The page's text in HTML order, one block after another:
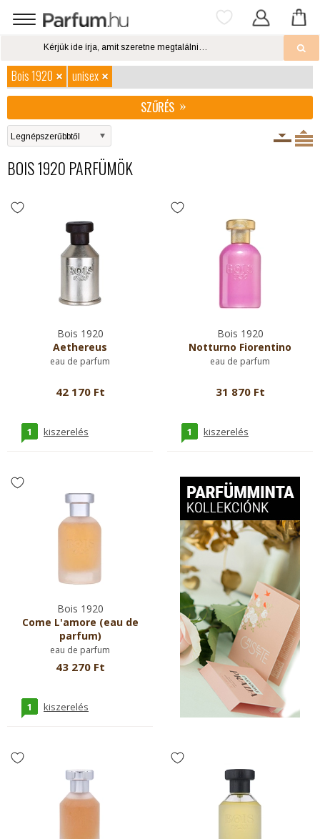
Bois 1920
unisex
SZŰRÉS
BOIS 1920 PARFÜMÖK
Bois 1920
Aethereus
eau de parfum
42 170 Ft
1 kiszerelés
Bois 1920
Notturno Fiorentino
eau de parfum
31 870 Ft
1 kiszerelés
Bois 1920
Come L'amore (eau de
parfum)
eau de parfum
43 270 Ft
1 kiszerelés